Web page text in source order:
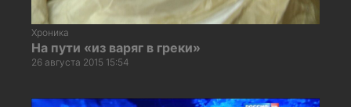
Хроника
На пути «из варяг в греки»
26 августа 2015 15:54